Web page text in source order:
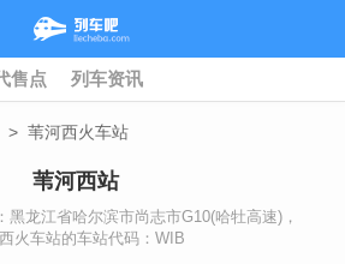
售点 列车资讯
> 苇河西火车站
苇河西站
黑龙江省哈尔滨市尚志市G10(哈牡高速)，
火车站的车站代码：WIB